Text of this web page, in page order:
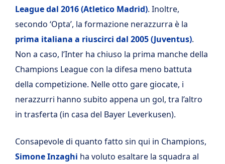
League dal 2016 (Atletico Madrid). Inoltre,
secondo ‘Opta’, la formazione nerazzurra è la
prima italiana a riuscirci dal 2005 (Juventus).
Non a caso, l’Inter ha chiuso la prima manche della
Champions League con la difesa meno battuta
della competizione. Nelle otto gare giocate, i
nerazzurri hanno subito appena un gol, tra l’altro
in trasferta (in casa del Bayer Leverkusen).
Consapevole di quanto fatto sin qui in Champions,
Simone Inzaghi ha voluto esaltare la squadra al